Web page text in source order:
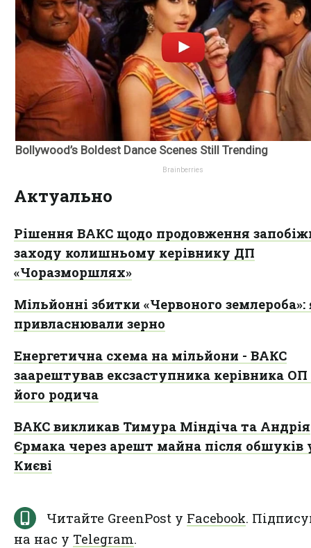
Актуально
Рішення ВАКС щодо продовження
заходу колишньому керівнику ДП
«Чоразморшлях»
Мільйонні збитки «Червоного землероба»:
привласнювали зерно
Енергетична схема на мільйони - ВАКС
заарештував ексзаступника керівника ОП
його родича
ВАКС викликав Тимура Міндіча та Андрія
Єрмака через арешт майна після обшуків
Києві
Читайте GreenPost у Facebook.
на нас у Telegram.